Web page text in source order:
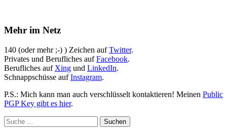
Mehr im Netz
140 (oder mehr ;-) ) Zeichen aufTwitter.
Privates und Berufliches aufFacebook.
Berufliches auf Xing und LinkedIn.
Schnappschüsse aufInstagram.
P.S.: Mich kann man auch verschlüsselt kontaktieren! Meinen Public
PGP Key gibt es hier.